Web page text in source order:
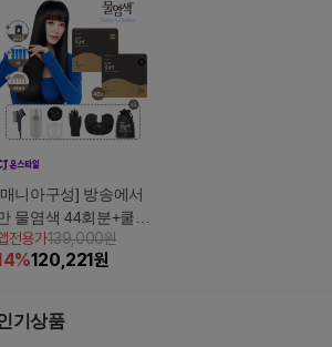
니아구성] 방송에서
물염색 44회분+쿨링
푸
전용가139,000원
%120,221원
기상품